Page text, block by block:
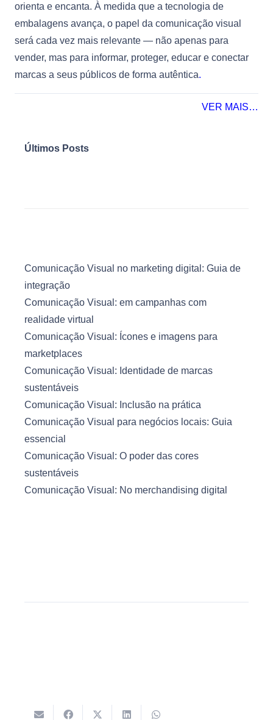
orienta e encanta. À medida que a tecnologia de
embalagens avança, o papel da comunicação visual
será cada vez mais relevante — não apenas para
vender, mas para informar, proteger, educar e conectar
marcas a seus públicos de forma autêntica.
VER MAIS…
Últimos Posts
Comunicação Visual no marketing digital: Guia de
integração
Comunicação Visual: em campanhas com
realidade virtual
Comunicação Visual: Ícones e imagens para
marketplaces
Comunicação Visual: Identidade de marcas
sustentáveis
Comunicação Visual: Inclusão na prática
Comunicação Visual para negócios locais: Guia
essencial
Comunicação Visual: O poder das cores
sustentáveis
Comunicação Visual: No merchandising digital